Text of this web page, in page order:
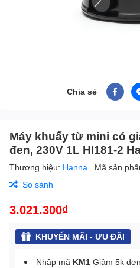
Chia sẻ
Máy khuấy từ mini có
đen, 230V 1L HI181-2
Thương hiệu: Hanna Mã sản
So sánh
3.021.300₫
KHUYẾN MÃI - ƯU ĐÃI
Nhập mã KM1 Giảm 5k